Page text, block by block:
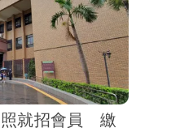
飯」、「可能這2
，是自然死亡」。
：「可能是忘記吃
身體僵硬」。
照就招會員 繳